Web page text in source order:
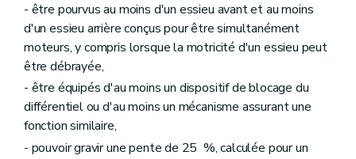
- être pourvus au moins d'un essieu avant et au moins
d'un essieu arrière conçus pour être simultanément
moteurs, y compris lorsque la motricité d'un essieu peut
être débrayée,
- être équipés d'au moins un dispositif de blocage du
différentiel ou d'au moins un mécanisme assurant une
fonction similaire,
- pouvoir gravir une pente de 25 %, calculée pour un